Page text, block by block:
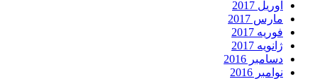
آوریل 2017
مارس 2017
فوریه 2017
ژانویه 2017
دسامبر 2016
نوامبر 2016